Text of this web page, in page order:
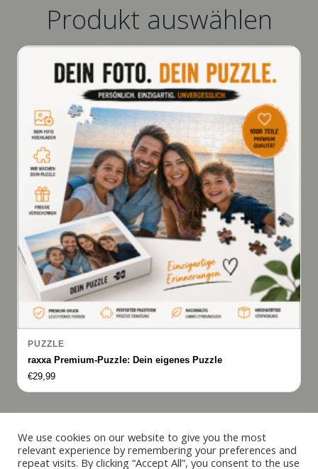
Produkt auswählen
PUZZLE
raxxa Premium-Puzzle: Dein eigenes Puzzle
€29,99
© 2019 - 2026 raxxa
We use cookies on our website to give you the most
relevant experience by remembering your preferences and
repeat visits. By clicking “Accept All”, you consent to the use
Français
Italiano